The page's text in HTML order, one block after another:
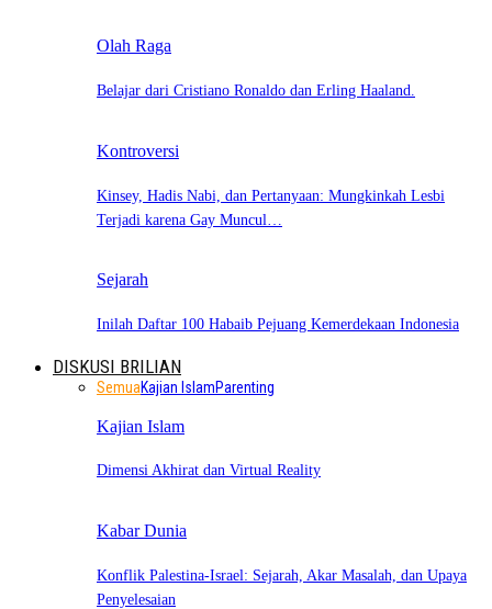
Olah Raga
Belajar dari Cristiano Ronaldo dan Erling Haaland.
Kontroversi
Kinsey, Hadis Nabi, dan Pertanyaan: Mungkinkah Lesbi
Terjadi karena Gay Muncul…
Sejarah
Inilah Daftar 100 Habaib Pejuang Kemerdekaan Indonesia
DISKUSI BRILIAN
SemuaKajian IslamParenting
Kajian Islam
Dimensi Akhirat dan Virtual Reality
Kabar Dunia
Konflik Palestina-Israel: Sejarah, Akar Masalah, dan Upaya
Penyelesaian